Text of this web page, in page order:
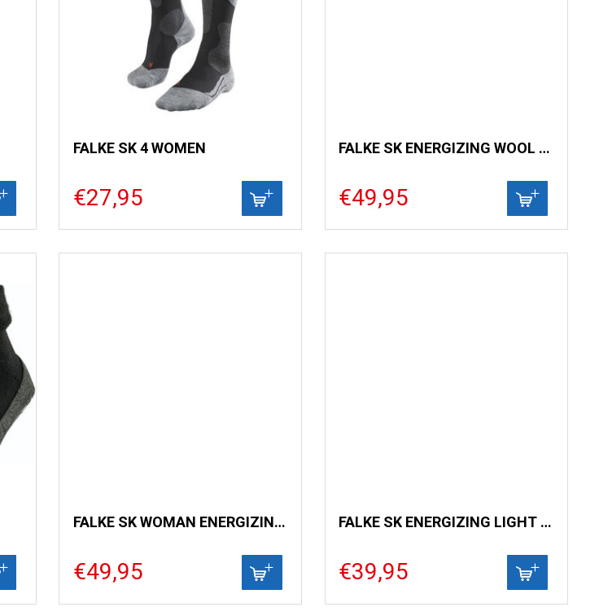
FALKE SK 4 WOMEN
€27,95
FALKE SK ENERGIZING WOOL HEREN
€49,95
FALKE SK WOMAN ENERGIZING WOOL
€49,95
FALKE SK ENERGIZING LIGHT DAMES
€39,95